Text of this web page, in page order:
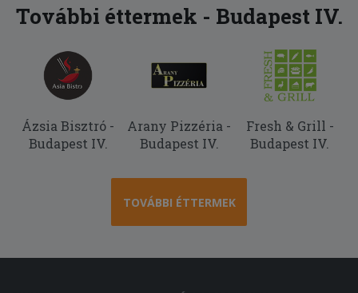
Ízletes és finom. Gyorsan kiszállították
a megrendelést.
További éttermek - Budapest IV.
Ázsia Bisztró -
Budapest IV.
Arany Pizzéria -
Budapest IV.
Fresh & Grill -
Budapest IV.
TOVÁBBI ÉTTERMEK